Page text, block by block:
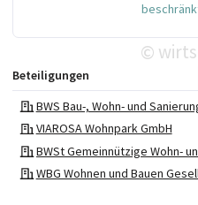
©
BWS Bau-, Wohn- und
VIAROSA Wohnpark GmbH
WBG Wohnen und Bauen
Beteiligungen